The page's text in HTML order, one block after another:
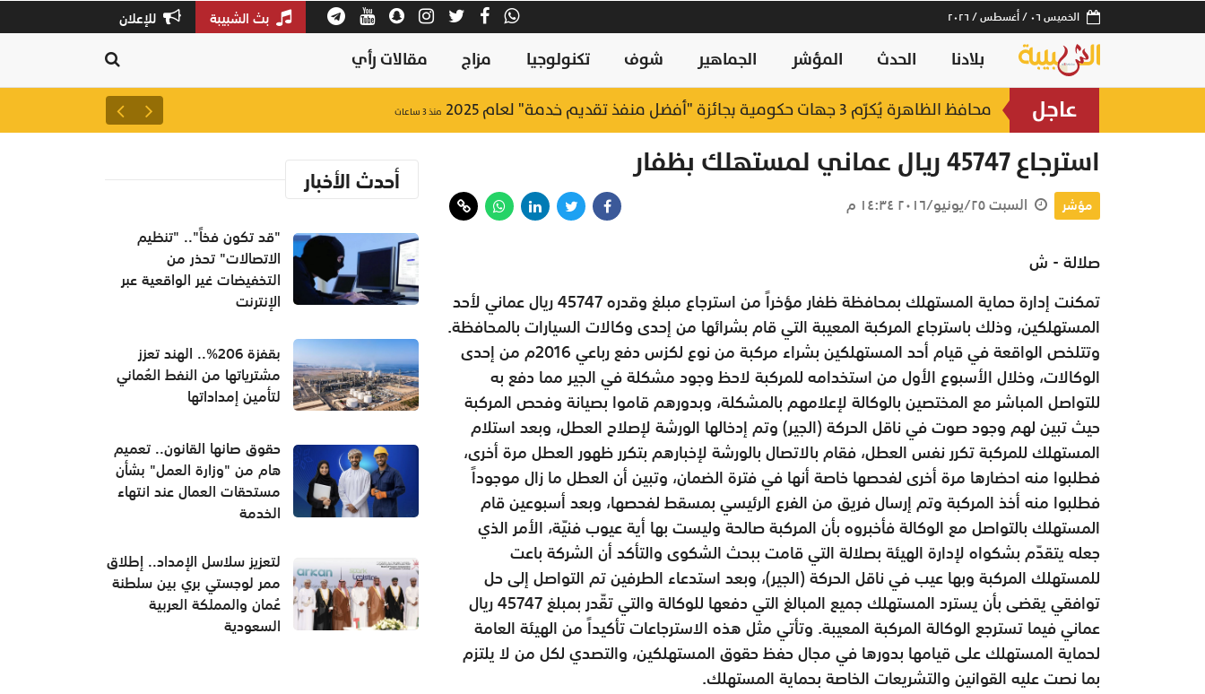
الخميس ٠٦ / أغسطس / ٢٠٢٦ بث الشبيبة للإعلان
بلادنا الحدث المؤشر الجماهير شوف تكنولوجيا مزاج مقالات رأي
عاجل محافظ الظاهرة يُكرّم 3 جهات حكومية بجائزة "أفضل منفذ تقديم خدمة" لعام 2025 منذ ٣ ساعات لتعزيز سلاسل الإمداد..
استرجاع 45747 ريال عماني لمستهلك بظفار
مؤشر السبت ٢٥/يونيو/٢٠١٦ ١٤:٣٤ م
صلالة - ش
تمكنت إدارة حماية المستهلك بمحافظة ظفار مؤخراً من استرجاع مبلغ وقدره 45747 ريال عماني لأحد
المستهلكين، وذلك باسترجاع المركبة المعيبة التي قام بشرائها من إحدى وكالات السيارات بالمحافظة.
وتتلخص الواقعة في قيام أحد المستهلكين بشراء مركبة من نوع لكزس دفع رباعي 2016م من إحدى
الوكالات، وخلال الأسبوع الأول من استخدامه للمركبة لاحظ وجود مشكلة في الجير مما دفع به
للتواصل المباشر مع المختصين بالوكالة لإعلامهم بالمشكلة، وبدورهم قاموا بصيانة وفحص المركبة
حيث تبين لهم وجود صوت في ناقل الحركة (الجير) وتم إدخالها الورشة لإصلاح العطل، وبعد استلام
المستهلك للمركبة تكرر نفس العطل، فقام بالاتصال بالورشة لإخبارهم بتكرر ظهور العطل مرة أخرى،
فطلبوا منه احضارها مرة أخرى لفحصها خاصة أنها في فترة الضمان، وتبين أن العطل ما زال موجوداً
فطلبوا منه أخذ المركبة وتم إرسال فريق من الفرع الرئيسي بمسقط لفحصها، وبعد أسبوعين قام
المستهلك بالتواصل مع الوكالة فأخبروه بأن المركبة صالحة وليست بها أية عيوب فنيّة، الأمر الذي
جعله يتقدّم بشكواه لإدارة الهيئة بصلالة التي قامت ببحث الشكوى والتأكد أن الشركة باعت
للمستهلك المركبة وبها عيب في ناقل الحركة (الجير)، وبعد استدعاء الطرفين تم التواصل إلى حل
توافقي يقضى بأن يسترد المستهلك جميع المبالغ التي دفعها للوكالة والتي تقّدر بمبلغ 45747 ريال
عماني فيما تسترجع الوكالة المركبة المعيبة. وتأتي مثل هذه الاسترجاعات تأكيداً من الهيئة العامة
لحماية المستهلك على قيامها بدورها في مجال حفظ حقوق المستهلكين، والتصدي لكل من لا يلتزم
بما نصت عليه القوانين والتشريعات الخاصة بحماية المستهلك.
أحدث الأخبار
"قد تكون فخاً".. "تنظيم
الاتصالات" تحذر من
التخفيضات غير الواقعية عبر
الإنترنت
بقفزة 206%.. الهند تعزز
مشترياتها من النفط العُماني
لتأمين إمداداتها
حقوق صانها القانون.. تعميم
هام من "وزارة العمل" بشأن
مستحقات العمال عند انتهاء
الخدمة
لتعزيز سلاسل الإمداد.. إطلاق
ممر لوجستي بري بين سلطنة
عُمان والمملكة العربية
السعودية